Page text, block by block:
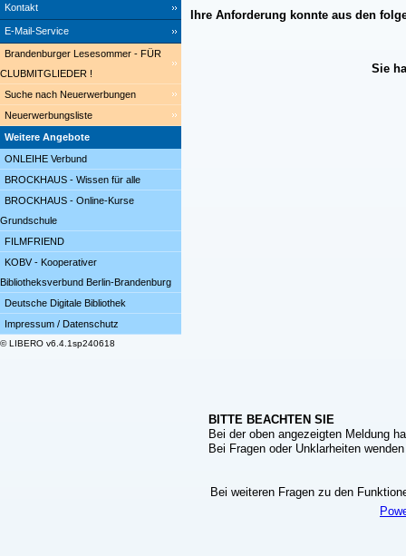
Kontakt
E-Mail-Service
Brandenburger Lesesommer - FÜR
CLUBMITGLIEDER !
Suche nach Neuerwerbungen
Neuerwerbungsliste
Weitere Angebote
ONLEIHE Verbund
BROCKHAUS - Wissen für alle
BROCKHAUS - Online-Kurse
Grundschule
FILMFRIEND
KOBV - Kooperativer
Bibliotheksverbund Berlin-Brandenburg
Deutsche Digitale Bibliothek
Impressum / Datenschutz
© LIBERO v6.4.1sp240618
Ihre Anforderung konnte aus den
Sie
BITTE BEACHTEN SIE
Bei der oben angezeigten Meldung
Bei Fragen oder Unklarheiten
Bei weiteren Fragen zu den